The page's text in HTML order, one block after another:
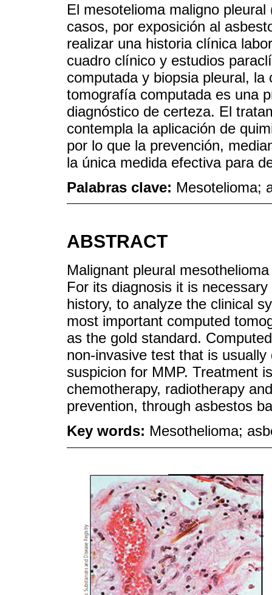
El mesotelioma maligno
casos, por exposición al
realizar una historia clínica
cuadro clínico y estudios
computada y biopsia pleural,
tomografía computada es una
diagnóstico de certeza. El
contempla la aplicación de
por lo que la prevención,
la única medida efectiva para
Palabras clave: Mesotelioma;
ABSTRACT
Malignant pleural
For its diagnosis it is
history, to analyze the clinical
most important computed
as the gold standard.
non-invasive test that is
suspicion for MMP. Treatment
chemotherapy, radiotherapy
prevention, through asbestos
Key words: Mesothelioma;